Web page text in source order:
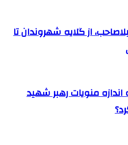
از گلایه شهروندان تا
منویات رهبر شهید